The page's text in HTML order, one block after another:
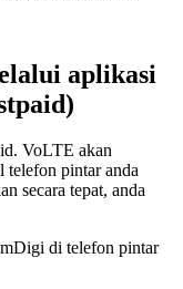
aplikasi
VoLTE akan
telefon pintar anda
secara tepat, anda
di telefon pintar